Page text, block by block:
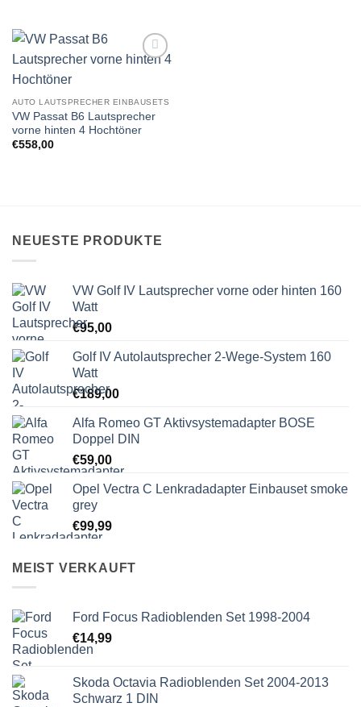
AUTO LAUTSPRECHER EINBAUSETS
VW Passat B6 Lautsprecher
vorne hinten 4 Hochtöner
€558,00
NEUESTE PRODUKTE
VW Golf IV Lautsprecher vorne oder hinten 160
Watt
€95,00
Golf IV Autolautsprecher 2-Wege-System 160
Watt
€189,00
Alfa Romeo GT Aktivsystemadapter BOSE
Doppel DIN
€59,00
Opel Vectra C Lenkradadapter Einbauset smoke
grey
€99,99
MEIST VERKAUFT
Ford Focus Radioblenden Set 1998-2004
€14,99
Skoda Octavia Radioblenden Set 2004-2013
Schwarz 1 DIN